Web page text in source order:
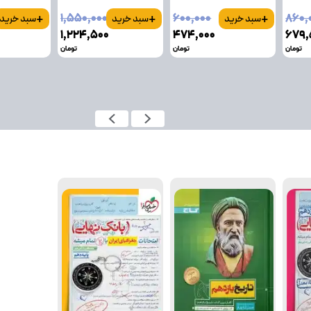
تومان
+سبد خرید
۶۰۰٬۰۰۰
۴۷۴٬۰۰۰
تومان
+سبد خرید ۱٬۵۵۰٬۰۰۰
۱٬۲۲۴٬۵۰۰
تومان
+سبد خرید